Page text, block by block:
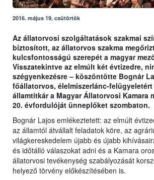
2016. május 19, csütörtök
Az állatorvosi szolgáltatások szakmai
biztosított, az állatorvos szakma
kulcsfontosságú szerepét a magyar
Visszatekintve az elmúlt két évtizedre,
szégyenkezésre – köszöntötte Bognár
főállatorvos, élelmiszerlánc-
államtitkár a Magyar Állatorvosi Kamara
20. évfordulóját ünneplőket
Bognár Lajos emlékeztetett: az elmúlt
az államtól átvállalt feladatok köre, az
világkereskedelem újabb és újabb
és időtálló válaszokat adni és a Kamara
állatorvosi tevékenység szabályozását
helyező törvény előkészítésében is.